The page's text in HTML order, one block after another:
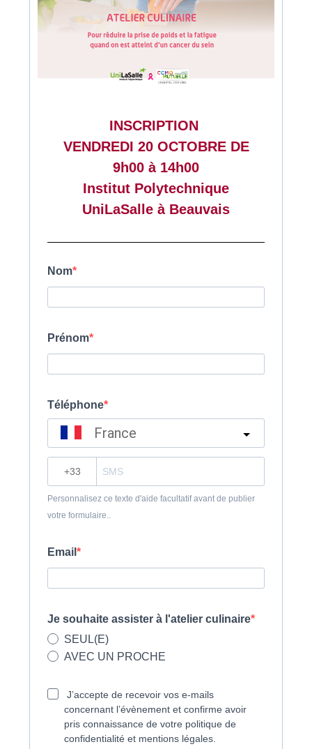
INSCRIPTION
VENDREDI 20 OCTOBREDE
9h00 à 14h00
Institut Polytechnique
UniLaSalle à Beauvais
Nom
Prénom
Téléphone
France
Personnalisez ce texte d'aide facultatif avant de publier
votre formulaire..
Email
Je souhaite assister à l'atelier culinaire
SEUL(E)
AVEC UN PROCHE
J’accepte de recevoir vos e-mails
concernant l’évènement et confirme avoir
pris connaissance de votre politique de
confidentialité et mentions légales.